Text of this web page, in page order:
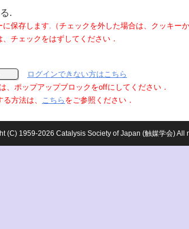
.
保存します.（チェックを外した場合は、クッキーか
チェックをはずしてください．
ログインできない方はこちら
、ポップアップブロックをoffにしてください．
方法は、 こちら をご参照ください．
(C) 1959-2026 Catalysis Society of Japan (触媒学会)